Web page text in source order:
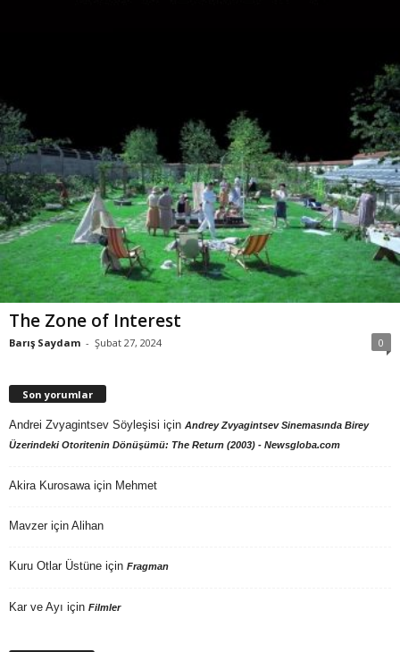
The Zone of Interest
Barış Saydam - Şubat 27, 2024 0
Son yorumlar
Andrei Zvyagintsev Söyleşisi için Andrey Zvyagintsev Sinemasında Birey
Üzerindeki Otoritenin Dönüşümü: The Return (2003) - Newsgloba.com
Akira Kurosawaiçin Mehmet
Mavzer için Alihan
Kuru Otlar Üstüne için Fragman
Kar ve Ayı için Filmler